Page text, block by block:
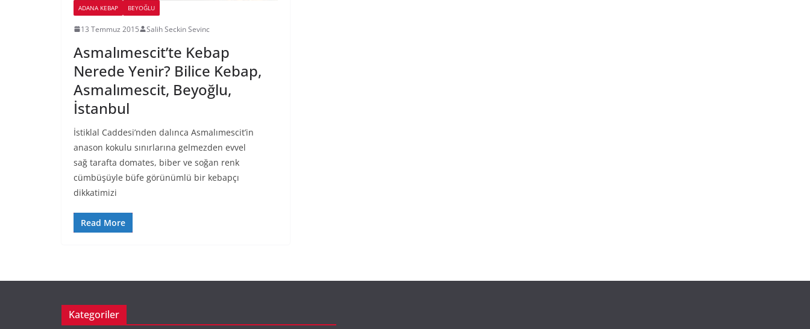
ADANA KEBAP BEYOĞLU
13 Temmuz 2015 Salih Seckin Sevinc
Asmalımescit’te Kebap
Nerede Yenir? Bilice Kebap,
Asmalımescit, Beyoğlu,
İstanbul
İstiklal Caddesi’nden dalınca Asmalımescit’in
anason kokulu sınırlarına gelmezden evvel
sağ tarafta domates, biber ve soğan renk
cümbüşüyle büfe görünümlü bir kebapçı
dikkatimizi
Read More
Kategoriler